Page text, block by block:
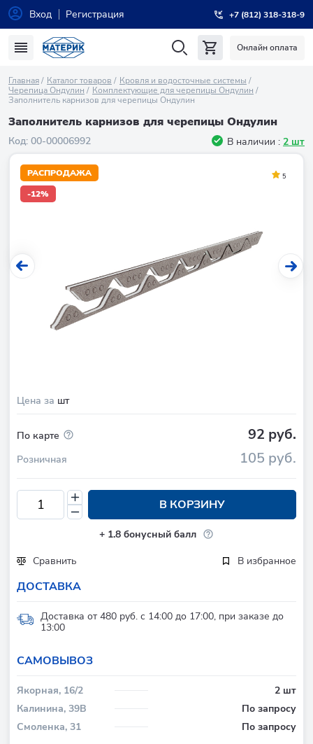
Вход Регистрация +7 (812) 318-318-9
Онлайн оплата
Главная Каталог товаров
Кровля и водосточные системы
Черепица Ондулин
Комплектующие для черепицы Ондулин
Заполнитель карнизов для черепицы Ондулин
Заполнитель карнизов для черепицы Ондулин
Код: 00-00006992 В наличии : 2 шт
Цена за шт
РАСПРОДАЖА
-12%
5
По карте 92 руб.
Розничная 105 руб.
В КОРЗИНУ
+ 1.8 бонусный балл
Сравнить
В избранное
ДОСТАВКА
Доставка от 480 руб. с 14:00 до 17:00, при заказе до
13:00
CАМОВЫВОЗ
Якорная, 16/2
2 шт
Калинина, 39В
По запросу
Смоленка, 31
По запросу